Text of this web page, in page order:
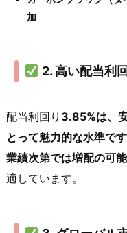
加
2. 高い配当利
配当利回り 3.85%は、
とって魅力的な水準です
業績次第では増配の可
適しています。